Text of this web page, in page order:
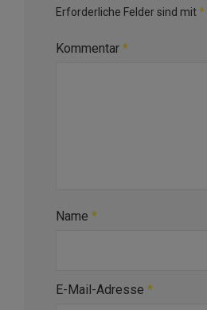
Erforderliche Felder sind mit*
Kommentar *
Name *
E-Mail-Adresse *